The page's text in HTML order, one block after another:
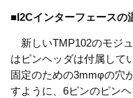
■ I2Cインターフェースの
新しいTMP102のモジ
はピンヘッダは付属して
固定のための3mmφの穴
すように、6ピンのピン